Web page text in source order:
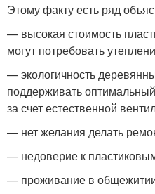
Этому факту есть ряд
— высокая стоимость
могут потребовать
— экологичность
поддерживать
за счет естественной
— нет желания делать
— недоверие к
— проживание в